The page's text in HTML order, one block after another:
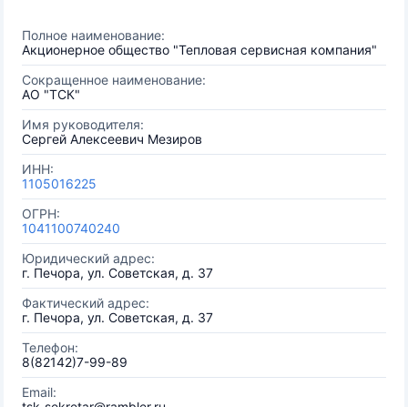
Полное наименование:
Акционерное общество "Тепловая сервисная компания"
Сокращенное наименование:
АО "ТСК"
Имя руководителя:
Сергей Алексеевич Мезиров
ИНН:
1105016225
ОГРН:
1041100740240
Юридический адрес:
г. Печора, ул. Советская, д. 37
Фактический адрес:
г. Печора, ул. Советская, д. 37
Телефон:
8(82142)7-99-89
Email: